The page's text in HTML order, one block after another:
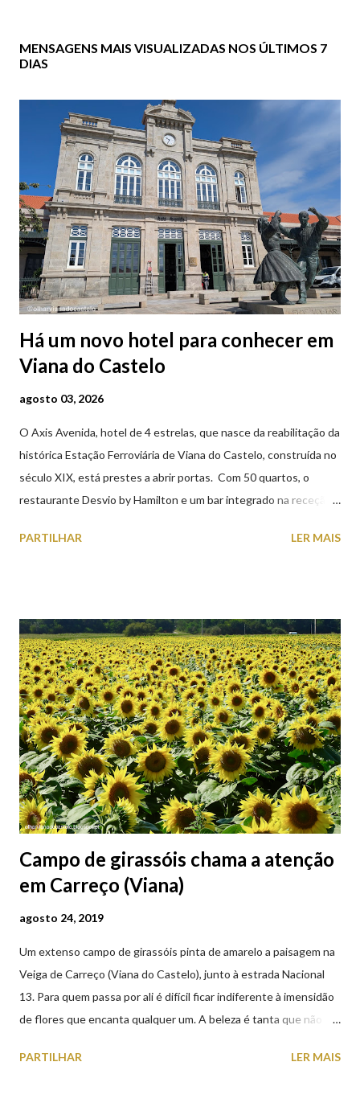
MENSAGENS MAIS VISUALIZADAS NOS ÚLTIMOS 7
DIAS
Há um novo hotel para conhecer em
Viana do Castelo
agosto 03, 2026
O Axis Avenida, hotel de 4 estrelas, que nasce da reabilitação da
histórica Estação Ferroviária de Viana do Castelo, construída no
século XIX, está prestes a abrir portas. Com 50 quartos, o
restaurante Desvio by Hamilton e um bar integrado na receção,
peças históricas cedidas pela IP Património que homenageiam a
PARTILHAR LER MAIS
Campo de girassóis chama a atenção
em Carreço (Viana)
agosto 24, 2019
Um extenso campo de girassóis pinta de amarelo a paisagem na
Veiga de Carreço (Viana do Castelo), junto à estrada Nacional
13. Para quem passa por ali é difícil ficar indiferente à imensidão
de flores que encanta qualquer um. A beleza é tanta que não
aproveite a paisagem como cenário para tirar algumas
PARTILHAR LER MAIS